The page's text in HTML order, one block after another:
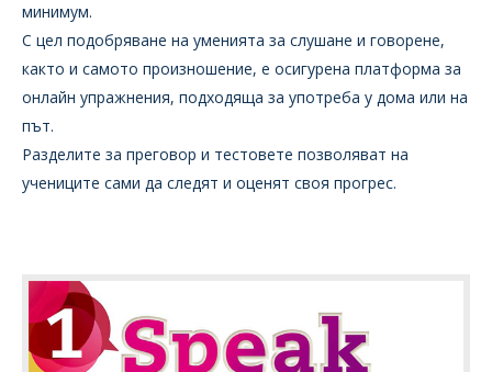
минимум.
С цел подобряване на уменията за слушане и говорене,
както и самото произношение, е осигурена платформа за
онлайн упражнения, подходяща за употреба у дома или на
път.
Разделите за преговор и тестовете позволяват на
учениците сами да следят и оценят своя прогрес.